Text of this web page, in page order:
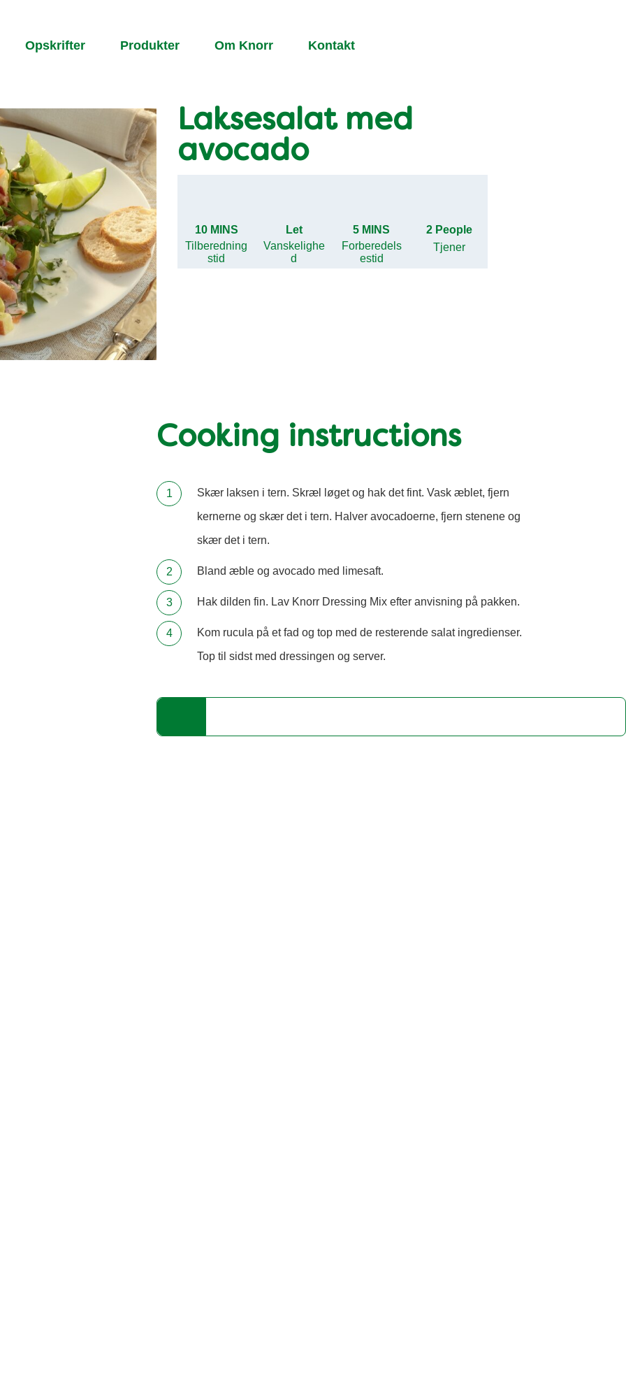
Opskrifter Produkter Om Knorr Kontakt
Laksesalat med
avocado
10 MINS
Tilberedning
stid
Let
Vanskelighe
d
5 MINS
Forberedels
estid
2 People
Tjener
Cooking instructions
Skær laksen i tern. Skræl løget og hak det fint. Vask æblet, fjern
kernerne og skær det i tern. Halver avocadoerne, fjern stenene og
skær det i tern.
Bland æble og avocado med limesaft.
Hak dilden fin. Lav Knorr Dressing Mix efter anvisning på pakken.
Kom rucula på et fad og top med de resterende salat ingredienser.
Top til sidst med dressingen og server.